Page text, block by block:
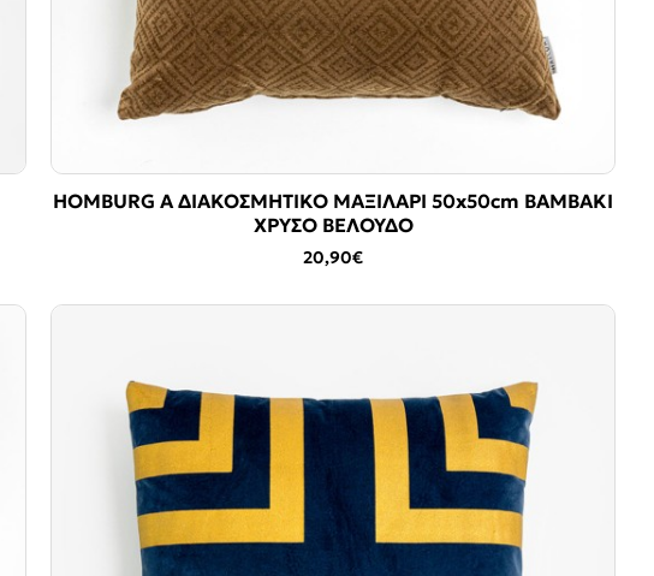
HOMBURG A ΔΙΑΚΟΣΜΗΤΙΚΟ ΜΑΞΙΛΑΡΙ 50x50cm ΒΑΜΒΑΚΙ
ΧΡΥΣΟ ΒΕΛΟΥΔΟ
20,90€